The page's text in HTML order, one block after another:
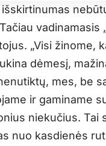
vadinamasis
„Visi žinome,
dėmesį,
mes, be
ir gaminame
niekučius. Tai
nuo kasdienės